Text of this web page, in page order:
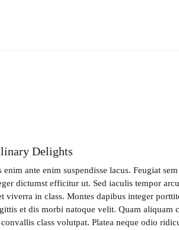
Delights
ante enim suspendisse lacus. Feugiat
dictumst efficitur ut. Sed iaculis tempor
in class. Montes dapibus integer
et dis morbi natoque velit. Quam
class volutpat. Platea neque odio